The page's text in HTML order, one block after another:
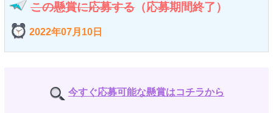
この懸賞に応募する （応募期間終了）
2022年07月10日
今すぐ応募可能な懸賞はコチラから